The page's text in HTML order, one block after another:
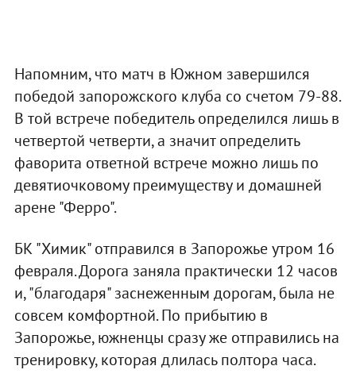
Напомним, что матч в Южном завершился
победой запорожского клуба со счетом 79-88.
В той встрече победитель определился лишь в
четвертой четверти, а значит определить
фаворита ответной встрече можно лишь по
девятиочковому преимуществу и домашней
арене "Ферро".
БК "Химик" отправился в Запорожье утром 16
февраля. Дорога заняла практически 12 часов
и, "благодаря" заснеженным дорогам, была не
совсем комфортной. По прибытию в
Запорожье, южненцы сразу же отправились на
тренировку, которая длилась полтора часа.